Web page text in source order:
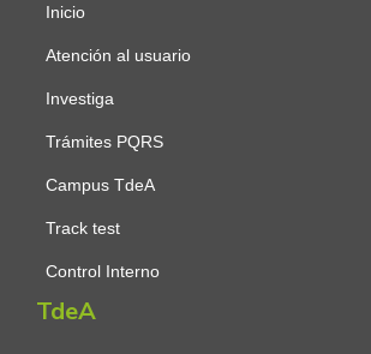
Inicio
Atención al usuario
Investiga
Trámites PQRS
Campus TdeA
Track test
Control Interno
TdeA